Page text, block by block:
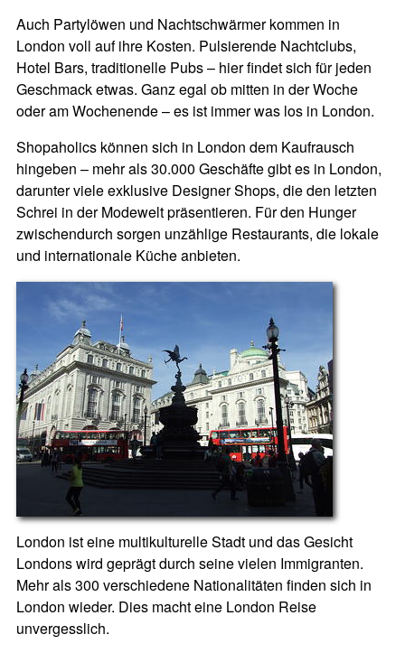
Auch Partylöwen und Nachtschwärmer kommen in
London voll auf ihre Kosten. Pulsierende Nachtclubs,
Hotel Bars, traditionelle Pubs – hier findet sich für jeden
Geschmack etwas. Ganz egal ob mitten in der Woche
oder am Wochenende – es ist immer was los in London.
Shopaholics können sich in London dem Kaufrausch
hingeben – mehr als 30.000 Geschäfte gibt es in London,
darunter viele exklusive Designer Shops, die den letzten
Schrei in der Modewelt präsentieren. Für den Hunger
zwischendurch sorgen unzählige Restaurants, die lokale
und internationale Küche anbieten.
London ist eine multikulturelle Stadt und das Gesicht
Londons wird geprägt durch seine vielen Immigranten.
Mehr als 300 verschiedene Nationalitäten finden sich in
London wieder. Dies macht eine London Reise
unvergesslich.